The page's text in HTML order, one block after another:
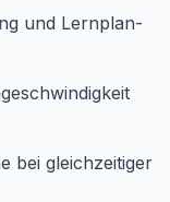
und Lernplan-
bei gleichzeitiger